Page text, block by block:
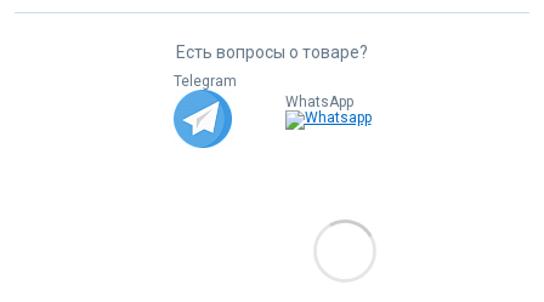
Есть вопросы о товаре?
Telegram
WhatsApp